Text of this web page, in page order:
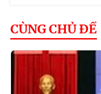
CÙNG CHỦ ĐỀ